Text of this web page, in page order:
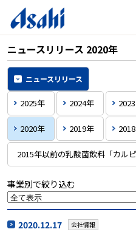
ニュースリリース 2020年
ニュースリリース
2025年 2024年
2020年 2019年
2015年以前の乳酸菌飲料「カル
事業別で絞り込む
2020.12.17 会社情報